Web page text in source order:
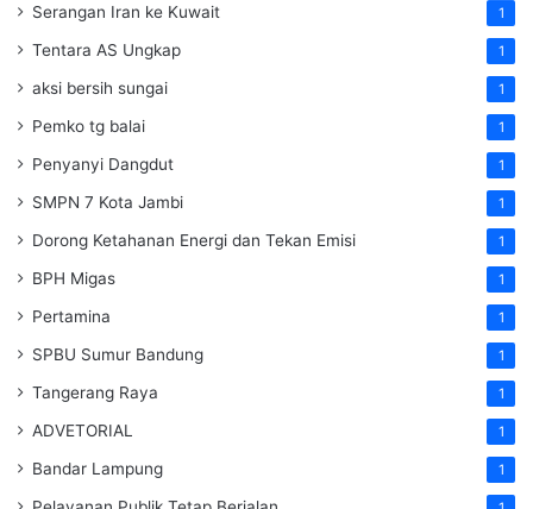
Serangan Iran ke Kuwait 1
Tentara AS Ungkap 1
aksi bersih sungai 1
Pemko tg balai 1
Penyanyi Dangdut 1
SMPN 7 Kota Jambi 1
Dorong Ketahanan Energi dan Tekan Emisi 1
BPH Migas 1
Pertamina 1
SPBU Sumur Bandung 1
Tangerang Raya 1
ADVETORIAL 1
Bandar Lampung 1